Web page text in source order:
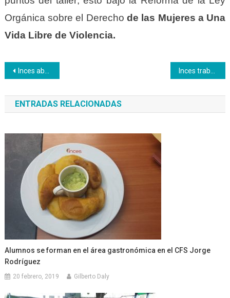
Orgánica sobre el Derecho de las Mujeres a Una
Vida Libre de Violencia.
Navegación
de
entradas
Inces aborda la comuna Selva del Amazonas
ENTRADAS RELACIONADAS
Alumnos se forman en el área gastronómica en el CFS Jorge
Rodríguez
20 febrero, 2019 Gilberto Daly